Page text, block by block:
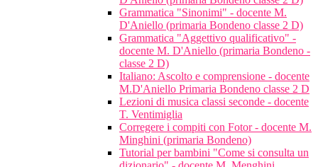
Grammatica "Sinonimi" - docente M.
D'Aniello (primaria Bondeno classe 2 D)
Grammatica "Aggettivo qualificativo" -
docente M. D'Aniello (primaria Bondeno -
classe 2 D)
Italiano: Ascolto e comprensione - docente
M.D'Aniello Primaria Bondeno classe 2 D
Lezioni di musica classi seconde - docente
T. Ventimiglia
Corregere i compiti con Fotor - docente M.
Minghini (primaria Bondeno)
Tutorial per bambini "Come si consulta un